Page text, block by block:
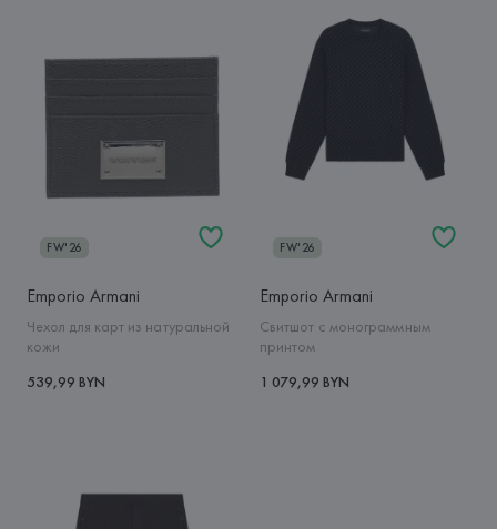
FW'26
Emporio Armani
Чехол для карт из натуральной
кожи
539,99 BYN
FW'26
Emporio Armani
Свитшот с монограммным
принтом
1 079,99 BYN